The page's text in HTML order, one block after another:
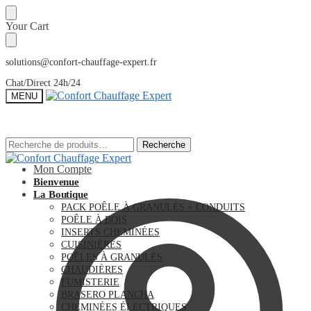
Sauter
à
la
navigation
Skip
to
content
Your Cart
solutions@confort-chauffage-expert.fr
Chat/Direct 24h/24
MENU
Recherche
pour :
Recherche
Mon Compte
Recherche
pour :
Recherche
Bienvenue
La Boutique
PACK POÊLE À GRANULÉS + CONDUITS
POÊLE À BOIS
INSERTS CHEMINÉES
CUISINIÈRES
POÊLES À GRANULÉS
CHAUDIÈRES
FUMISTERIE
BRASERO PLANCHA
CHEMINÉES ÉLECTRIQUES